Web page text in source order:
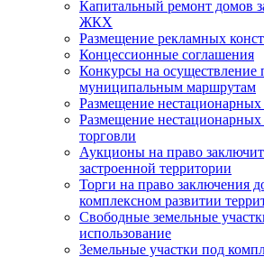
Капитальный ремонт домов
ЖКХ
Размещение рекламных
Концессионные соглашения
Конкурсы на осуществление
муниципальным маршрутам
Размещение нестационарных
Размещение нестационарных
торговли
Аукционы на право
застроенной территории
Торги на право заключения
комплексном развитии
Свободные земельные
использование
Земельные участки под